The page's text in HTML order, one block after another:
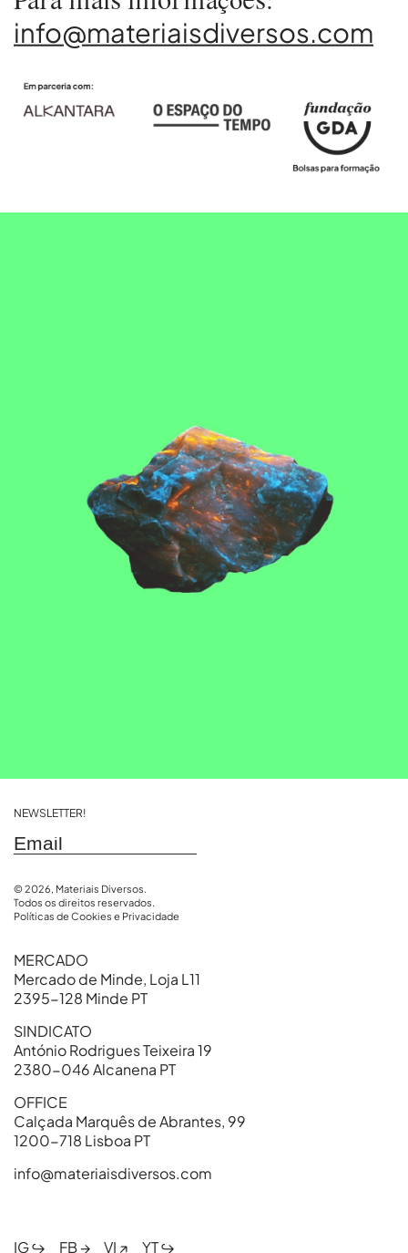
info@materiaisdiversos.com
NEWSLETTER!
© 2026, Materiais Diversos.
Todos os direitos reservados.
Políticas de Cookies e Privacidade
MERCADO
Mercado de Minde, Loja L11
2395-128 Minde PT
SINDICATO
António Rodrigues Teixeira 19
2380-046 Alcanena PT
OFFICE
Calçada Marquês de Abrantes, 99
1200-718 Lisboa PT
info@materiaisdiversos.com
IG ↪ FB → VI ↗ YT ↪